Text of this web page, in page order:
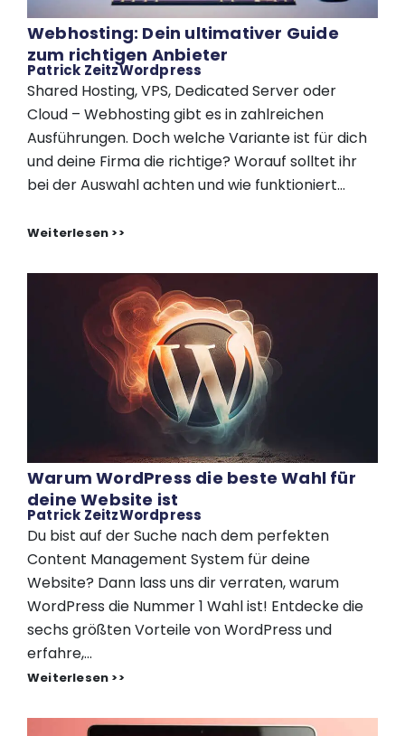
Webhosting: Dein ultimativer Guide
zum richtigen Anbieter
Patrick ZeitzWordpress
Shared Hosting, VPS, Dedicated Server oder
Cloud – Webhosting gibt es in zahlreichen
Ausführungen. Doch welche Variante ist für dich
und deine Firma die richtige? Worauf solltet ihr
bei der Auswahl achten und wie funktioniert...
Weiterlesen >>
Warum WordPress die beste Wahl für
deine Website ist
Patrick ZeitzWordpress
Du bist auf der Suche nach dem perfekten
Content Management System für deine
Website? Dann lass uns dir verraten, warum
WordPress die Nummer 1 Wahl ist! Entdecke die
sechs größten Vorteile von WordPress und
erfahre,...
Weiterlesen >>